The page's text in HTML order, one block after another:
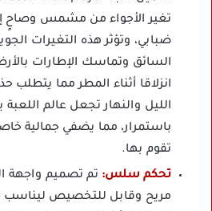
تغير الأجواء من مشمس وصاحٍ
ضبابي، وتؤثر هذه التغيرات
السائق وتماسك الإطارات
انزلاقا أثناء المطر مما يتطلب
الليل والنهار تجعل عالم اللعبة
باستمرار، مما يضفي جمالية
تقوم بها.
تحكم سلس: تم تصميم واجهة
مريح وقابل للتخصيص ليناسب